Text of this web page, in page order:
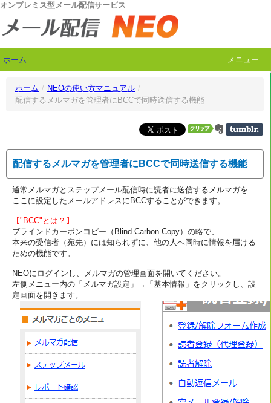
オンプレミス型メール配信サービス
ホーム メニュー
ホーム / NEOの使い方マニュアル /
配信するメルマガを管理者にBCCで同時送信する機能
配信するメルマガを管理者にBCCで同時送信する機能
通常メルマガとステップメール配信時に読者に送信するメルマガを
ここに設定したメールアドレスにBCCすることができます。
【"BCC"とは？】
ブラインドカーボンコピー（Blind Carbon Copy）の略で、
本来の受信者（宛先）には知られずに、他の人へ同時に情報を届ける
ための機能です。
NEOにログインし、メルマガの管理画面を開いてください。
左側メニュー内の「メルマガ設定」→「基本情報」をクリックし、設
定画面を開きます。